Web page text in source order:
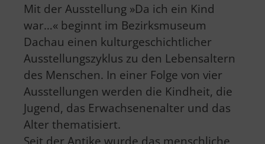
Mit der Ausstellung »Da ich ein Kind
war…« beginnt im Bezirksmuseum
Dachau einen kulturgeschichtlicher
Ausstellungszyklus zu den Lebensaltern
des Menschen. In einer Folge von vier
Ausstellungen werden die Kindheit, die
Jugend, das Erwachsenenalter und das
Alter thematisiert.